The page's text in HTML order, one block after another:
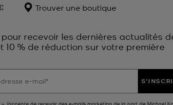
Trouver une boutique
recevoir les dernières actualités
10 % de réduction sur votre première
», j’accepte de recevoir des e-mails marketing de la part de Michael